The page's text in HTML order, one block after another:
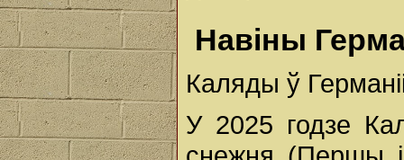
Навіны
Каляды ў
У 2025 годзе